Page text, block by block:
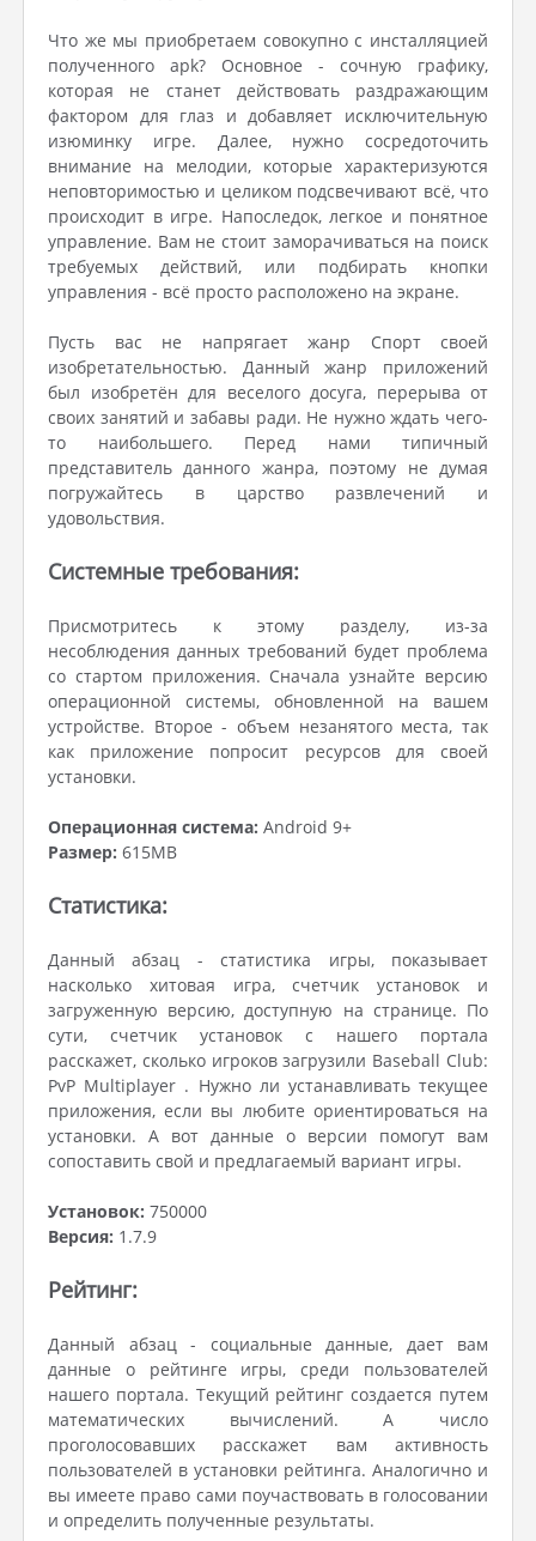
Что же мы приобретаем совокупно с инсталляцией
полученного apk? Основное - сочную графику,
которая не станет действовать раздражающим
фактором для глаз и добавляет исключительную
изюминку игре. Далее, нужно сосредоточить
внимание на мелодии, которые характеризуются
неповторимостью и целиком подсвечивают всё, что
происходит в игре. Напоследок, легкое и понятное
управление. Вам не стоит заморачиваться на поиск
требуемых действий, или подбирать кнопки
управления - всё просто расположено на экране.
Пусть вас не напрягает жанр Спорт своей
изобретательностью. Данный жанр приложений
был изобретён для веселого досуга, перерыва от
своих занятий и забавы ради. Не нужно ждать чего-
то наибольшего. Перед нами типичный
представитель данного жанра, поэтому не думая
погружайтесь в царство развлечений и
удовольствия.
Системные требования:
Присмотритесь к этому разделу, из-за
несоблюдения данных требований будет проблема
со стартом приложения. Сначала узнайте версию
операционной системы, обновленной на вашем
устройстве. Второе - объем незанятого места, так
как приложение попросит ресурсов для своей
установки.
Операционная система: Android 9+
Размер: 615MB
Статистика:
Данный абзац - статистика игры, показывает
насколько хитовая игра, счетчик установок и
загруженную версию, доступную на странице. По
сути, счетчик установок с нашего портала
расскажет, сколько игроков загрузили Baseball Club:
PvP Multiplayer . Нужно ли устанавливать текущее
приложения, если вы любите ориентироваться на
установки. А вот данные о версии помогут вам
сопоставить свой и предлагаемый вариант игры.
Установок: 750000
Версия: 1.7.9
Рейтинг:
Данный абзац - социальные данные, дает вам
данные о рейтинге игры, среди пользователей
нашего портала. Текущий рейтинг создается путем
математических вычислений. А число
проголосовавших расскажет вам активность
пользователей в установки рейтинга. Аналогично и
вы имеете право сами поучаствовать в голосовании
и определить полученные результаты.